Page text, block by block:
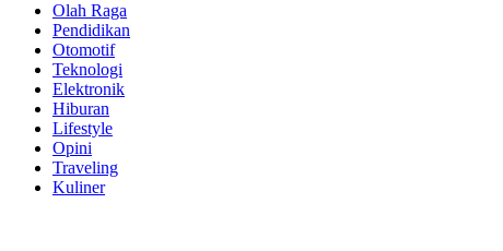
Olah Raga
Pendidikan
Otomotif
Teknologi
Elektronik
Hiburan
Lifestyle
Opini
Traveling
Kuliner